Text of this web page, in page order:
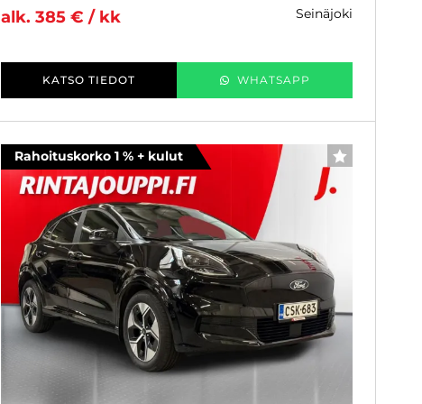
alk. 385 € / kk seinäjoki
KATSO TIEDOT WHATSAPP
Rahoituskorko 1 % + kulut SUOSIKKI